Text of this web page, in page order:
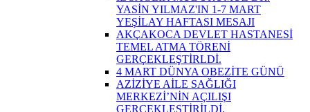
YASİN YILMAZ'IN 1-7 MART
YEŞİLAY HAFTASI MESAJI
AKÇAKOCA DEVLET HASTANESİ
TEMEL ATMA TÖRENİ
GERÇEKLEŞTİRLDİ.
4 MART DÜNYA OBEZİTE GÜNÜ
AZİZİYE AİLE SAĞLIĞI
MERKEZİ’NİN AÇILIŞI
GERÇEKLEŞTİRİLDİ.